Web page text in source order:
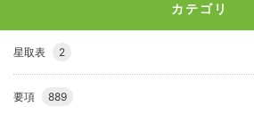
カテゴリ
星取表 2
要項 889